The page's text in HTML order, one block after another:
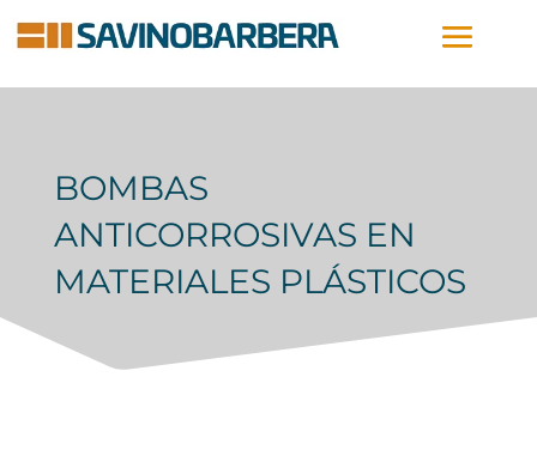
BOMBAS
ANTICORROSIVAS EN
MATERIALES PLÁSTICOS